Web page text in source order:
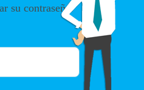
su contraseña.